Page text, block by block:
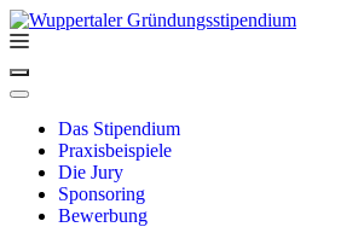
Zum
Inhalt
Menü
Menü
Das Stipendium
Praxisbeispiele
Die Jury
Sponsoring
Bewerbung